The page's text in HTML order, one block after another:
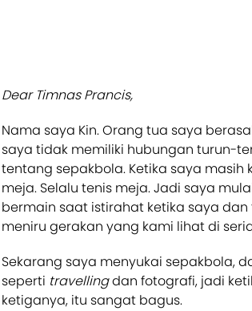
Dear Timnas Prancis,
Nama saya Kin. Orang tua saya
saya tidak memiliki hubungan turun-
tentang sepakbola. Ketika saya
meja. Selalu tenis meja. Jadi saya
bermain saat istirahat ketika saya
meniru gerakan yang kami lihat di
Sekarang saya menyukai sepakbola,
seperti travellingdan fotografi, jadi
ketiganya, itu sangat bagus.